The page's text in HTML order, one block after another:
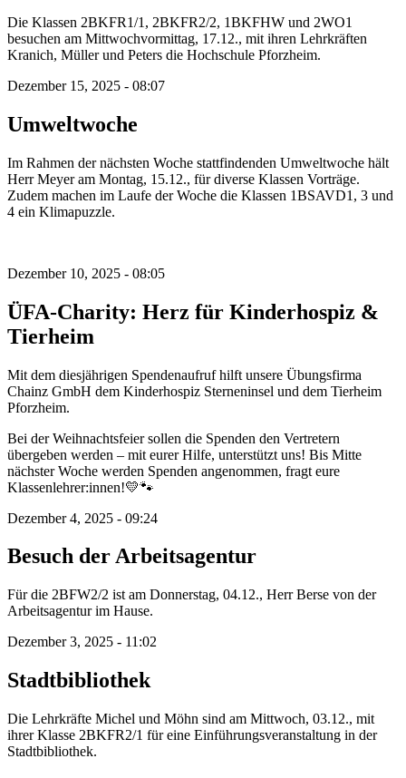
Die Klassen 2BKFR1/1, 2BKFR2/2, 1BKFHW und 2WO1
besuchen am Mittwochvormittag, 17.12., mit ihren Lehrkräften
Kranich, Müller und Peters die Hochschule Pforzheim.
Dezember 15, 2025 - 08:07
Umweltwoche
Im Rahmen der nächsten Woche stattfindenden Umweltwoche hält
Herr Meyer am Montag, 15.12., für diverse Klassen Vorträge.
Zudem machen im Laufe der Woche die Klassen 1BSAVD1, 3 und
4 ein Klimapuzzle.
Dezember 10, 2025 - 08:05
ÜFA-Charity: Herz für Kinderhospiz &
Tierheim
Mit dem diesjährigen Spendenaufruf hilft unsere Übungsfirma
Chainz GmbH dem Kinderhospiz Sterneninsel und dem Tierheim
Pforzheim.
Bei der Weihnachtsfeier sollen die Spenden den Vertretern
übergeben werden – mit eurer Hilfe, unterstützt uns! Bis Mitte
nächster Woche werden Spenden angenommen, fragt eure
Klassenlehrer:innen!💛🐾
Dezember 4, 2025 - 09:24
Besuch der Arbeitsagentur
Für die 2BFW2/2 ist am Donnerstag, 04.12., Herr Berse von der
Arbeitsagentur im Hause.
Dezember 3, 2025 - 11:02
Stadtbibliothek
Die Lehrkräfte Michel und Möhn sind am Mittwoch, 03.12., mit
ihrer Klasse 2BKFR2/1 für eine Einführungsveranstaltung in der
Stadtbibliothek.